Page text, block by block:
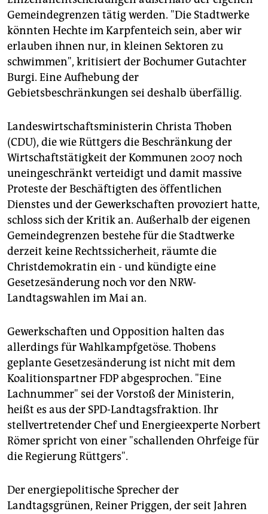
Gemeindegrenzen tätig werden. "Die Stadtwerke
könnten Hechte im Karpfenteich sein, aber wir
erlauben ihnen nur, in kleinen Sektoren zu
schwimmen", kritisiert der Bochumer Gutachter
Burgi. Eine Aufhebung der
Gebietsbeschränkungen sei deshalb überfällig.
Landeswirtschaftsministerin Christa Thoben
(CDU), die wie Rüttgers die Beschränkung der
Wirtschaftstätigkeit der Kommunen 2007 noch
uneingeschränkt verteidigt und damit massive
Proteste der Beschäftigten des öffentlichen
Dienstes und der Gewerkschaften provoziert hatte,
schloss sich der Kritik an. Außerhalb der eigenen
Gemeindegrenzen bestehe für die Stadtwerke
derzeit keine Rechtssicherheit, räumte die
Christdemokratin ein - und kündigte eine
Gesetzesänderung noch vor den NRW-
Landtagswahlen im Mai an.
Gewerkschaften und Opposition halten das
allerdings für Wahlkampfgetöse. Thobens
geplante Gesetzesänderung ist nicht mit dem
Koalitionspartner FDP abgesprochen. "Eine
Lachnummer" sei der Vorstoß der Ministerin,
heißt es aus der SPD-Landtagsfraktion. Ihr
stellvertretender Chef und Energieexperte Norbert
Römer spricht von einer "schallenden Ohrfeige für
die Regierung Rüttgers".
Der energiepolitische Sprecher der
Landtagsgrünen, Reiner Priggen, der seit Jahren